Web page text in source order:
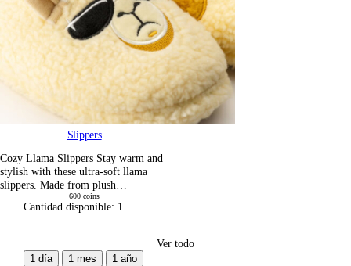
Slippers
Cozy Llama Slippers Stay warm and
stylish with these ultra-soft llama
slippers. Made from plush…
600coins
Cantidad disponible: 1
Ver todo
1 día 1 mes 1 año